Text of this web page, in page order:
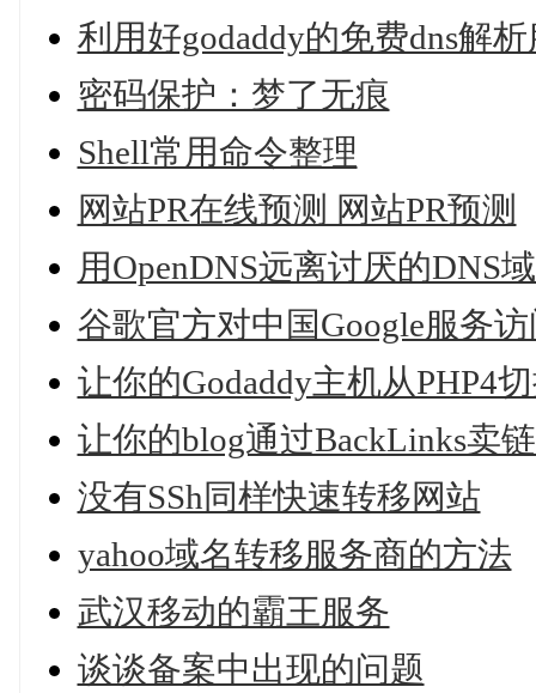
利用好godaddy的免费dns解
密码保护：梦了无痕
Shell常用命令整理
网站PR在线预测 网站PR预测
用OpenDNS远离讨厌的DNS
谷歌官方对中国Google服务
让你的Godaddy主机从PHP4
让你的blog通过BackLinks卖
没有SSh同样快速转移网站
yahoo域名转移服务商的方法
武汉移动的霸王服务
谈谈备案中出现的问题